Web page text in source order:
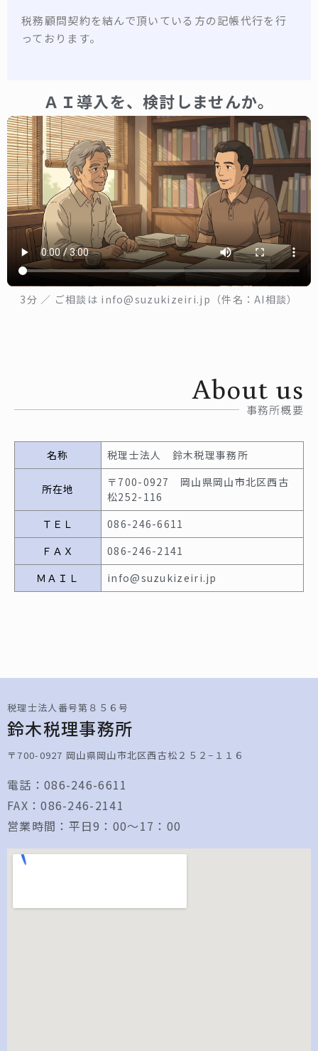
税務顧問契約を結んで頂いている方の記帳代行を行
っております。
ＡＩ導入を、検討しませんか。
3分 ／ ご相談は info@suzukizeiri.jp（件名：AI相談）
About us
事務所概要
名称 税理士法人 鈴木税理事務所
所在地
〒700-0927 岡山県岡山市北区西古
松252-116
ＴＥＬ
086-246-6611
ＦＡＸ
086-246-2141
ＭＡＩＬ
info@suzukizeiri.jp
税理士法人番号第８５６号
鈴木税理事務所
〒700-0927 岡山県岡山市北区西古松２５２−１１６
電話：086-246-6611
FAX：086-246-2141
営業時間：平日9：00～17：00